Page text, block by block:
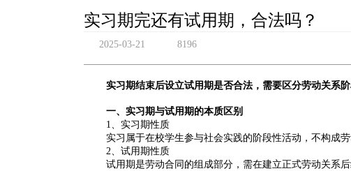
实习期完还有试用期，合法吗？
2025-03-21 8196
实习期结束后设立试用期是否合法，需要区分劳动关系
‌一、实习期与试用期的本质区别‌
1、实习期性质‌
实习属于在校学生参与社会实践的阶段性活动，不构成
2、试用期性质‌
试用期是劳动合同的组成部分，需在建立正式劳动关系